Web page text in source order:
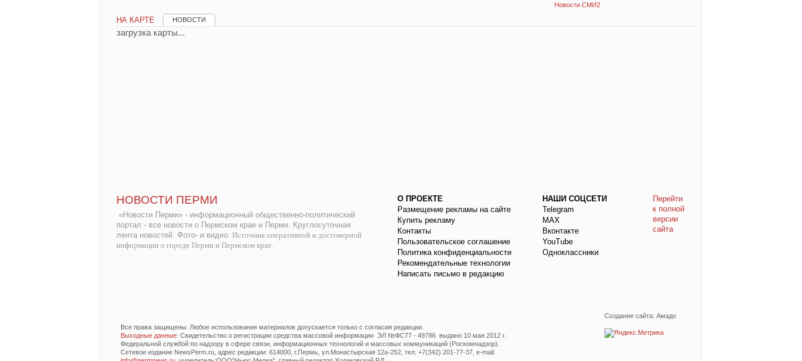
Новости СМИ2
НА КАРТЕ НОВОСТИ
загрузка карты...
НОВОСТИ ПЕРМИ
«Новости Перми» - информационный общественно-политический
портал - все новости о Пермском крае и Перми. Круглосуточная
лента новостей. Фото- и видео. Источник оперативной и достоверной
информации о городе Перми и Пермском крае.
О ПРОЕКТЕ
Размещение рекламы на сайте
Купить рекламу
Контакты
Пользовательское соглашение
Политика конфиденциальности
Рекомендательные технологии
Написать письмо в редакцию
НАШИ СОЦСЕТИ
Telegram
МАХ
Вконтакте
YouTube
Одноклассники
Перейти
к полной
версии
сайта
Создание сайта: Амадо
Все права защищены. Любое использование материалов допускается только с согласия редакции.
Выходные данные: Свидетельство о регистрации средства массовой информации ЭЛ №ФС77 - 49786 выдано 10 мая 2012 г.
Федеральной службой по надзору в сфере связи, информационных технологий и массовых коммуникаций (Роскомнадзор).
Сетевое издание NewsPerm.ru, адрес редакции: 614000, г.Пермь, ул.Монастырская 12а-252, тел. +7(342) 201-77-37, e-mail: